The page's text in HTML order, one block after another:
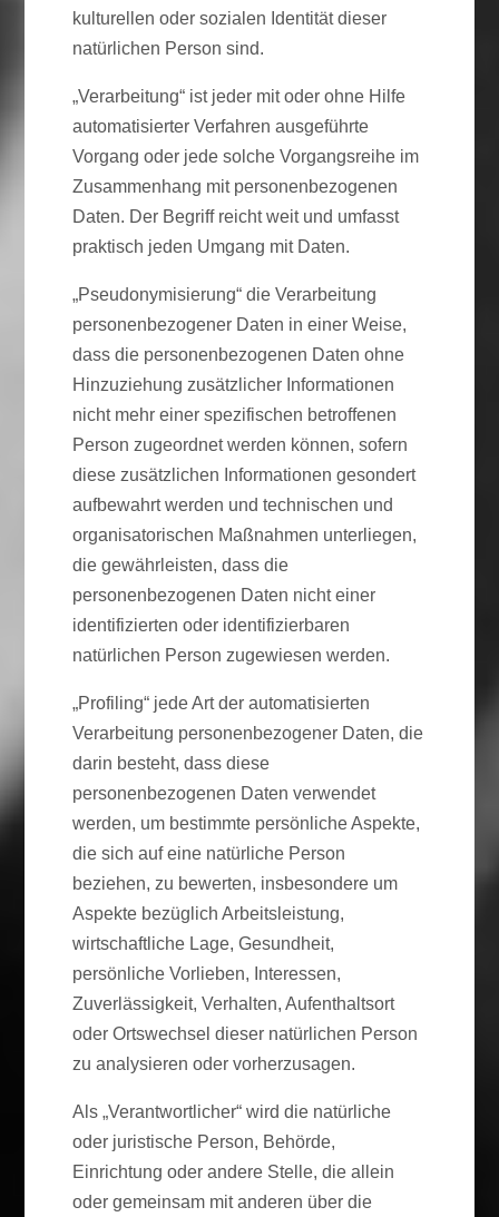
kulturellen oder sozialen Identität dieser
natürlichen Person sind.
„Verarbeitung“ ist jeder mit oder ohne Hilfe
automatisierter Verfahren ausgeführte
Vorgang oder jede solche Vorgangsreihe im
Zusammenhang mit personenbezogenen
Daten. Der Begriff reicht weit und umfasst
praktisch jeden Umgang mit Daten.
„Pseudonymisierung“ die Verarbeitung
personenbezogener Daten in einer Weise,
dass die personenbezogenen Daten ohne
Hinzuziehung zusätzlicher Informationen
nicht mehr einer spezifischen betroffenen
Person zugeordnet werden können, sofern
diese zusätzlichen Informationen gesondert
aufbewahrt werden und technischen und
organisatorischen Maßnahmen unterliegen,
die gewährleisten, dass die
personenbezogenen Daten nicht einer
identifizierten oder identifizierbaren
natürlichen Person zugewiesen werden.
„Profiling“ jede Art der automatisierten
Verarbeitung personenbezogener Daten, die
darin besteht, dass diese
personenbezogenen Daten verwendet
werden, um bestimmte persönliche Aspekte,
die sich auf eine natürliche Person
beziehen, zu bewerten, insbesondere um
Aspekte bezüglich Arbeitsleistung,
wirtschaftliche Lage, Gesundheit,
persönliche Vorlieben, Interessen,
Zuverlässigkeit, Verhalten, Aufenthaltsort
oder Ortswechsel dieser natürlichen Person
zu analysieren oder vorherzusagen.
Als „Verantwortlicher“ wird die natürliche
oder juristische Person, Behörde,
Einrichtung oder andere Stelle, die allein
oder gemeinsam mit anderen über die